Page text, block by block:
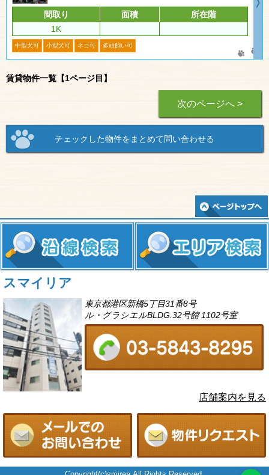
間取り 面積
所在階
1K
中型犬可 小型犬可 ネコ可 多頭飼い可
賃貸物件一覧【1ページ目】
次のページへ >
スマイリア
東京都港区新橋5丁目31番8号
ル・グラシエルBLDG.32号館 1102号室
店舗案内を見る